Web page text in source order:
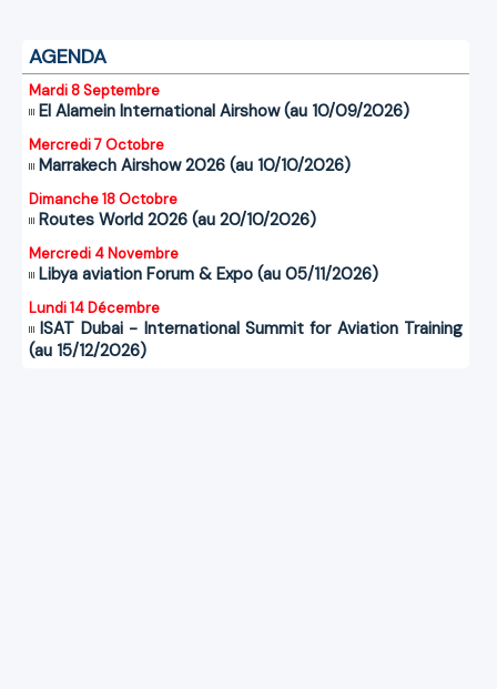
AGENDA
Mardi 8 Septembre
El Alamein International Airshow (au 10/09/2026)
Mercredi 7 Octobre
Marrakech Airshow 2026 (au 10/10/2026)
Dimanche 18 Octobre
Routes World 2026 (au 20/10/2026)
Mercredi 4 Novembre
Libya aviation Forum & Expo (au 05/11/2026)
Lundi 14 Décembre
ISAT Dubai - International Summit for Aviation Training
(au 15/12/2026)